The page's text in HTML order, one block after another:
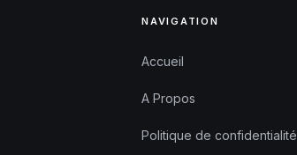
NAVIGATION
Accueil
A Propos
Politique de confidentialité